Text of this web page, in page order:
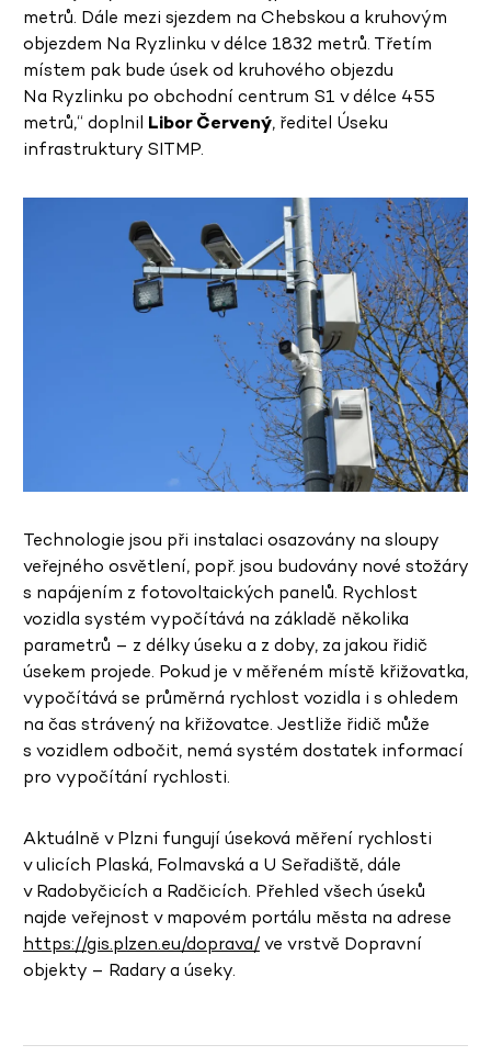
metrů. Dále mezi sjezdem na Chebskou a kruhovým
objezdem Na Ryzlinku v délce 1832 metrů. Třetím
místem pak bude úsek od kruhového objezdu
Na Ryzlinku po obchodní centrum S1 v délce 455
metrů,“ doplnil Libor Červený, ředitel Úseku
infrastruktury SITMP.
Technologie jsou při instalaci osazovány na sloupy
veřejného osvětlení, popř. jsou budovány nové stožáry
s napájením z fotovoltaických panelů. Rychlost
vozidla systém vypočítává na základě několika
parametrů – z délky úseku a z doby, za jakou řidič
úsekem projede. Pokud je v měřeném místě křižovatka,
vypočítává se průměrná rychlost vozidla i s ohledem
na čas strávený na křižovatce. Jestliže řidič může
s vozidlem odbočit, nemá systém dostatek informací
pro vypočítání rychlosti.
Aktuálně v Plzni fungují úseková měření rychlosti
v ulicích Plaská, Folmavská a U Seřadiště, dále
v Radobyčicích a Radčicích. Přehled všech úseků
najde veřejnost v mapovém portálu města na adrese
https://gis.plzen.eu/doprava/ve vrstvě Dopravní
objekty – Radary a úseky.